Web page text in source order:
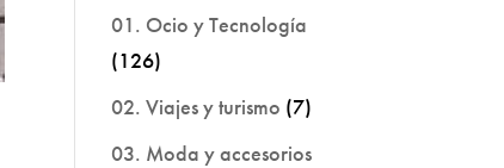
01. Ocio y Tecnología
(126)
02. Viajes y turismo (7)
03. Moda y accesorios